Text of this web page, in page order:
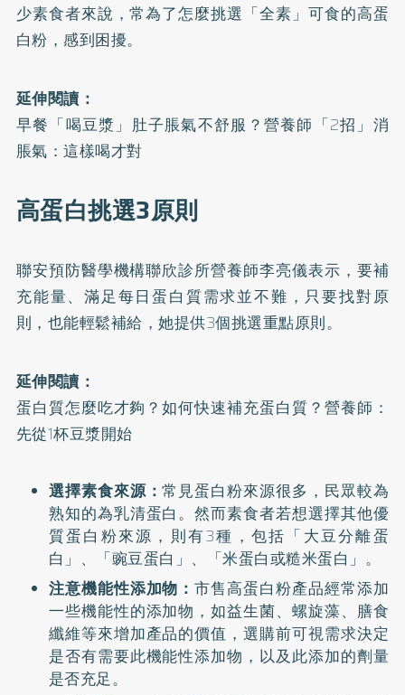
少素食者來說，常為了怎麼挑選「全素」可食的高蛋
白粉，感到困擾。
延伸閱讀：
早餐「喝豆漿」肚子脹氣不舒服？營養師「2招」消
脹氣：這樣喝才對
高蛋白挑選3原則
聯安預防醫學機構聯欣診所營養師李亮儀表示，要補
充能量、滿足每日蛋白質需求並不難，只要找對原
則，也能輕鬆補給，她提供3個挑選重點原則。
延伸閱讀：
蛋白質怎麼吃才夠？如何快速補充蛋白質？營養師：
先從1杯豆漿開始
選擇素食來源：常見蛋白粉來源很多，民眾較為
熟知的為乳清蛋白。然而素食者若想選擇其他優
質蛋白粉來源，則有3種，包括「大豆分離蛋
白」、「豌豆蛋白」、「米蛋白或糙米蛋白」。
注意機能性添加物：市售高蛋白粉產品經常添加
一些機能性的添加物，如益生菌、螺旋藻、膳食
纖維等來增加產品的價值，選購前可視需求決定
是否有需要此機能性添加物，以及此添加的劑量
是否充足。